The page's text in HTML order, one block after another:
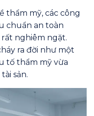
thẩm mỹ, các công
chuẩn an toàn
rất nghiêm ngặt.
ra đời như một
tố thẩm mỹ vừa
sản.